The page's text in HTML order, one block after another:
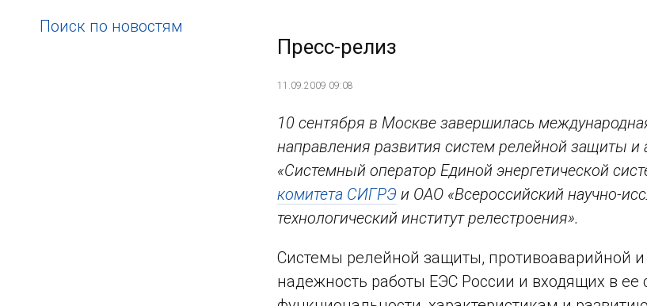
Поиск по новостям
Пресс-релиз
11.09.2009 09:08
10 сентября в Москве завершилась
направления развития систем релейной защиты
«Системный оператор Единой энергетической
комитета СИГРЭ и ОАО «Всероссийский научно-
технологический институт релестроения».
Системы релейной защиты, противоаварийной
надежность работы ЕЭС России и входящих в ее